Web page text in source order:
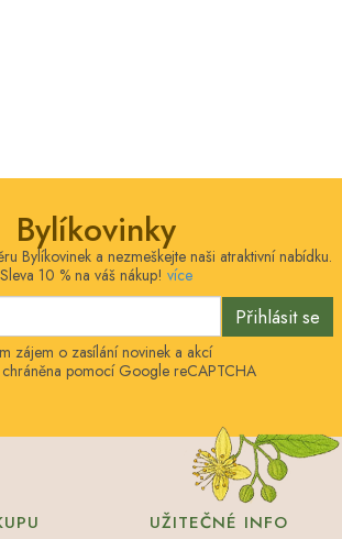
Bylíkovinky
Bylíkovinek a nezmeškejte naši atraktivní nabídku.
Sleva 10 % na váš nákup! více
Přihlásit se
zájem o zasílání novinek a akcí
chráněna pomocí Google reCAPTCHA
UŽITEČNÉ INFO